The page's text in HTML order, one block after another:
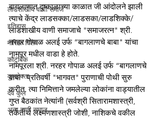
लाडशाखीय वाणी समाज
इतिहास
मासिक विशेष
कौटुंबिक
कुलदेवता
देव कुल
अन्य वाणी समाज
बागलाणात दुष्काळाच्या काळात जी आंदोलने झाली
त्याचे केंद्र लाडसक्का/लाडसका/लाडशिक्के/
लाडशाखीय वाणी समाजाचे "समाजरत्न" श्री.
नरहर गोपाळ अलई उर्फ “बागलाणचे बाबा" यांचा
नामपूर मधील वाडा हे होते.
नामपूरला श्री. नरहर गोपाळ अलई उर्फ “बागलाणचे
बाबा" प्रतिवर्षी "भागवत" पुराणाची पोथी सुरु
करीत. त्या निमित्ताने जमलेल्या लोकांना वाड्यातील
गुप्त बैठकांत नेत्यांनी (सर्वश्री सितारामशास्त्री,
तर्कतीर्थ लक्ष्मणशास्त्री जोशी, नाशिकचे वकील